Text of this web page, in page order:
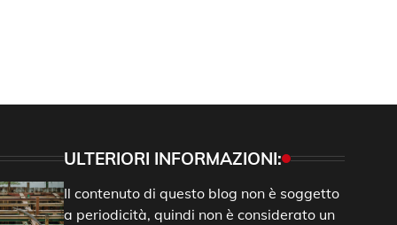
ULTERIORI INFORMAZIONI:
Il contenuto di questo blog non è soggetto
a periodicità, quindi non è considerato un